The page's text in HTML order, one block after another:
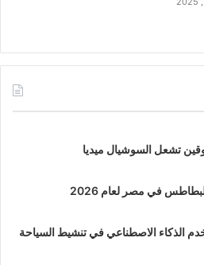
تشعل السوشيال ميديا
في مصر لعام 2026
الذكاء الاصطناعي في تنشيط السياحة